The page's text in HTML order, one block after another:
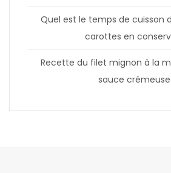
Quel est le temps de cuisson
carottes en
Recette du filet mignon à la
sauce crémeuse